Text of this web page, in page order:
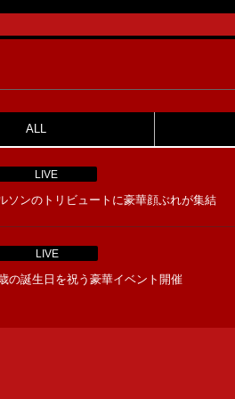
ALL
LIVE
ソンのトリビュートに豪華顔ぶれが集結
LIVE
の誕生日を祝う豪華イベント開催